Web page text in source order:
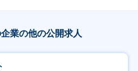
業の他の公開求人